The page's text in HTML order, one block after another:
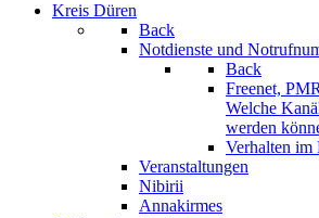
Kreis Düren
Back
Notdienste und
Back
Freenet,
Welche
werden
Verhalten im
Veranstaltungen
Nibirii
Annakirmes